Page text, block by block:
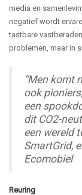
media en
negatief wordt
tastbare
problemen, maar in
“Men komt
ook
een
dit CO2-
een wereld
SmartGrid,
Ecomobiel
Reuring